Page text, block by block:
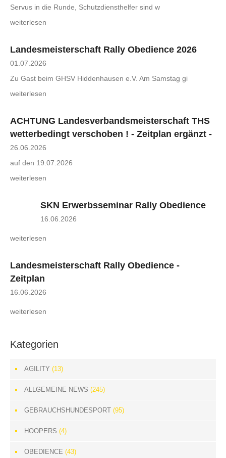
Servus in die Runde, Schutzdiensthelfer sind w
weiterlesen
Landesmeisterschaft Rally Obedience 2026
01.07.2026
Zu Gast beim GHSV Hiddenhausen e.V. Am Samstag gi
weiterlesen
ACHTUNG Landesverbandsmeisterschaft THS
wetterbedingt verschoben ! - Zeitplan ergänzt -
26.06.2026
auf den 19.07.2026
weiterlesen
SKN Erwerbsseminar Rally Obedience
16.06.2026
weiterlesen
Landesmeisterschaft Rally Obedience -
Zeitplan
16.06.2026
weiterlesen
Kategorien
AGILITY (13)
ALLGEMEINE NEWS (245)
GEBRAUCHSHUNDESPORT (95)
HOOPERS (4)
OBEDIENCE (43)